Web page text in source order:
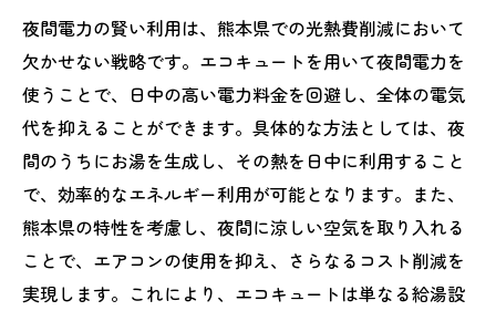
夜間電力の賢い利用は、熊本県での光熱費削減において
欠かせない戦略です。エコキュートを用いて夜間電力を
使うことで、日中の高い電力料金を回避し、全体の電気
代を抑えることができます。具体的な方法としては、夜
間のうちにお湯を生成し、その熱を日中に利用すること
で、効率的なエネルギー利用が可能となります。また、
熊本県の特性を考慮し、夜間に涼しい空気を取り入れる
ことで、エアコンの使用を抑え、さらなるコスト削減を
実現します。これにより、エコキュートは単なる給湯設